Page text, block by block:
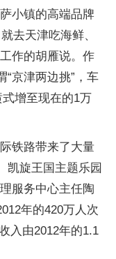
小镇的高端品牌
去天津吃海鲜、
作的胡雁说。作
“京津两边挑”，车
增至现在的1万
铁路带来了大量
凯旋王国主题乐园
服务中心主任陶
年的420万人次
入由2012年的1.1